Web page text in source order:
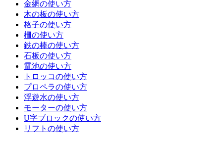
金網の使い方
木の板の使い方
格子の使い方
柵の使い方
鉄の棒の使い方
石板の使い方
電池の使い方
トロッコの使い方
プロペラの使い方
浮遊水の使い方
モーターの使い方
U字ブロックの使い方
リフトの使い方